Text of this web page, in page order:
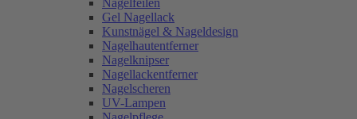
Nagelfeilen
Gel Nagellack
Kunstnägel & Nageldesign
Nagelhautentferner
Nagelknipser
Nagellackentferner
Nagelscheren
UV-Lampen